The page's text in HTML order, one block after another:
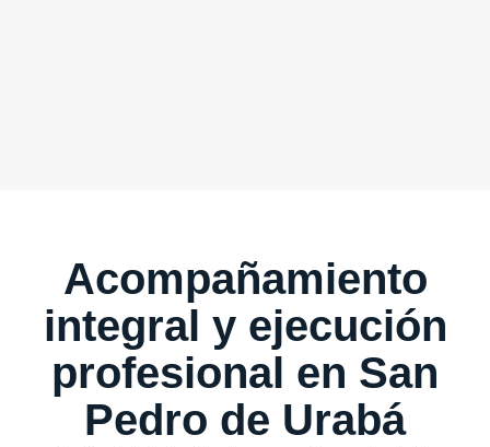
Acompañamiento
integral y ejecución
profesional en San
Pedro de Urabá